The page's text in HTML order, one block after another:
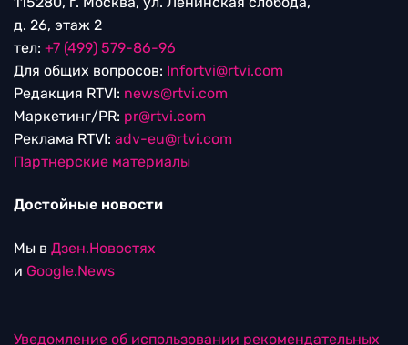
д. 26, этаж 2
тел: +7 (499) 579-86-96
Для общих вопросов: Infortvi@rtvi.com
Редакция RTVI: news@rtvi.com
Маркетинг/PR: pr@rtvi.com
Реклама RTVI: adv-eu@rtvi.com
Партнерские материалы
Достойные новости
Мы в Дзен.Новостях
и Google.News
Уведомление об использовании рекомендательных